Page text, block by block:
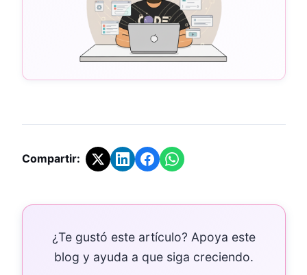
Compartir:
¿Te gustó este artículo? Apoya este
blog y ayuda a que siga creciendo.